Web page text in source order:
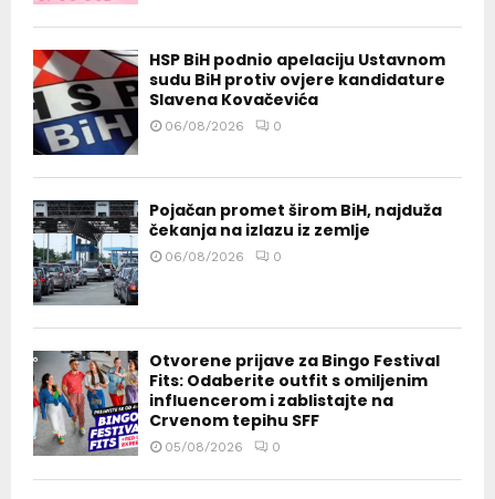
HSP BiH podnio apelaciju Ustavnom
sudu BiH protiv ovjere kandidature
Slavena Kovačevića
06/08/2026 0
Pojačan promet širom BiH, najduža
čekanja na izlazu iz zemlje
06/08/2026 0
Otvorene prijave za Bingo Festival
Fits: Odaberite outfit s omiljenim
influencerom i zablistajte na
Crvenom tepihu SFF
05/08/2026 0